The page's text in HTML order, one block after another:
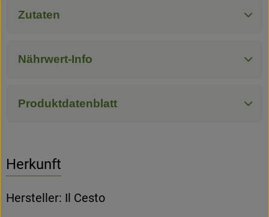
Zutaten
Nährwert-Info
Produktdatenblatt
Herkunft
Hersteller: Il Cesto